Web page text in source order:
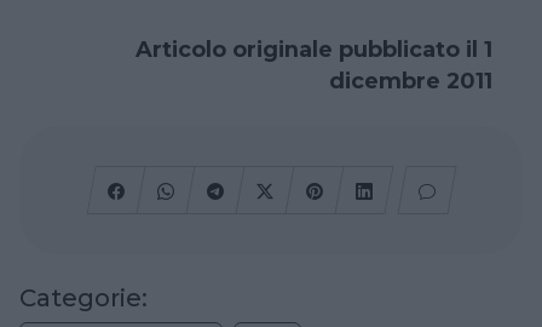
Articolo originale pubblicato il 1
dicembre 2011
Categorie: